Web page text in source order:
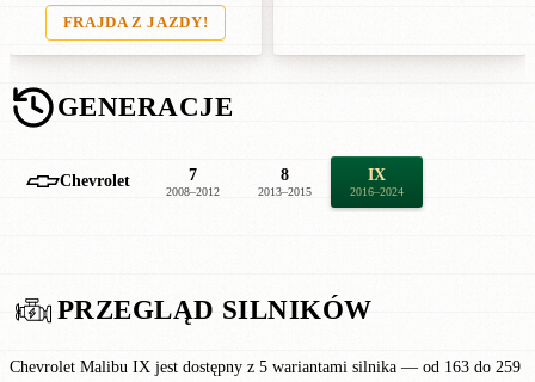
FRAJDA Z JAZDY!
GENERACJE
Chevrolet 7
2008–2012
8
2013–2015
IX
2016–2024
PRZEGLĄD SILNIKÓW
Chevrolet Malibu IX jest dostępny z 5 wariantami silnika — od 163 do 259